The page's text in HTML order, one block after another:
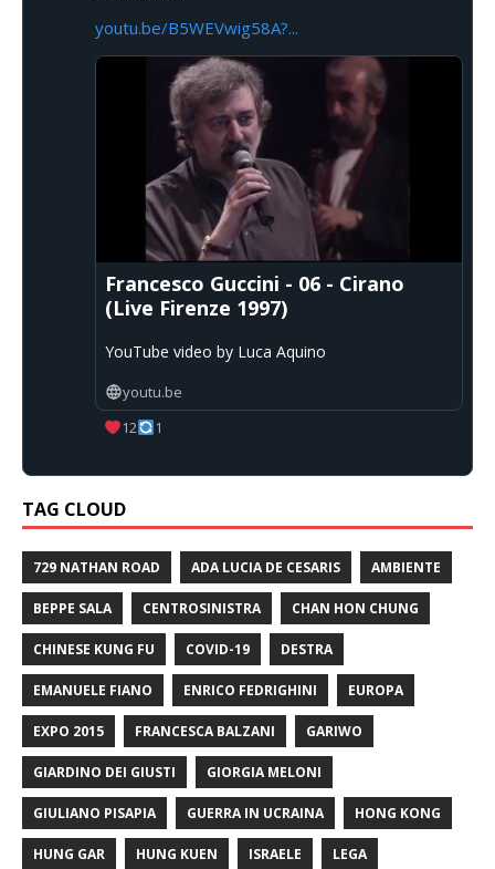
youtu.be/B5WEVwig58A?...
Francesco Guccini - 06 - Cirano
(Live Firenze 1997)
YouTube video by Luca Aquino
youtu.be
12
1
TAG CLOUD
729 NATHAN ROAD ADA LUCIA DE CESARIS AMBIENTE
BEPPE SALA CENTROSINISTRA CHAN HON CHUNG
CHINESE KUNG FU COVID-19 DESTRA
EMANUELE FIANO ENRICO FEDRIGHINI EUROPA
EXPO 2015 FRANCESCA BALZANI GARIWO
GIARDINO DEI GIUSTI GIORGIA MELONI
GIULIANO PISAPIA GUERRA IN UCRAINA HONG KONG
HUNG GAR HUNG KUEN ISRAELE LEGA